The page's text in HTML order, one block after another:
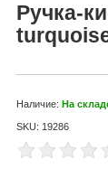
Ручка-
Наличие: На
SKU: 19286